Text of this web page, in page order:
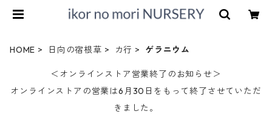
HOME 日向の宿根草 カ行 ゲラニウム
＜オンラインストア営業終了のお知らせ＞
オンラインストアの営業は6月30日をもって終了させていただ
きました。